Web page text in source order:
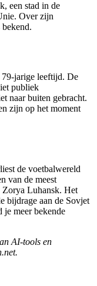
een stad in de
Over zijn
jarige leeftijd. De
publiek
naar buiten gebracht.
zijn op het moment
de voetbalwereld
van de meest
Zorya Luhansk. Het
bijdrage aan de Sovjet
je meer bekende
AI-tools en